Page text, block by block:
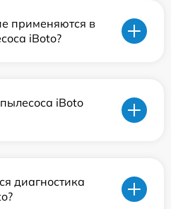
применяются в
iBoto?
iBoto
диагностика